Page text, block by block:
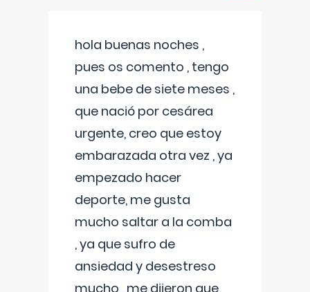
hola buenas noches ,
pues os comento , tengo
una bebe de siete meses ,
que nació por cesárea
urgente, creo que estoy
embarazada otra vez , ya
empezado hacer
deporte, me gusta
mucho saltar a la comba
, ya que sufro de
ansiedad y desestreso
mucho , me dijeron que